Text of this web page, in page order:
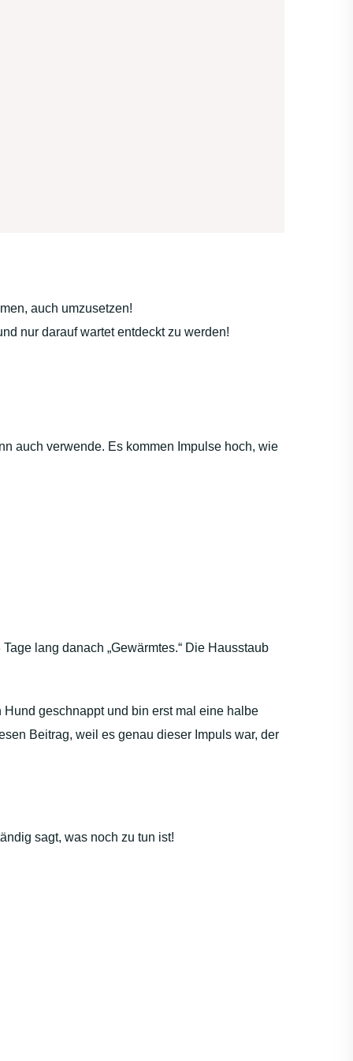
auch umzusetzen!
nur darauf wartet entdeckt zu werden!
auch verwende. Es kommen Impulse hoch, wie
lang danach „Gewärmtes.“ Die Hausstaub
geschnappt und bin erst mal eine halbe
Beitrag, weil es genau dieser Impuls war, der
sagt, was noch zu tun ist!